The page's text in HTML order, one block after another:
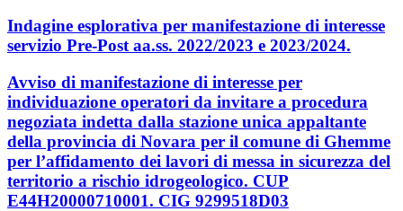
Indagine esplorativa per manifestazione di interesse
servizio Pre-Post aa.ss. 2022/2023 e 2023/2024.
Avviso di manifestazione di interesse per
individuazione operatori da invitare a procedura
negoziata indetta dalla stazione unica appaltante
della provincia di Novara per il comune di Ghemme
per l’affidamento dei lavori di messa in sicurezza del
territorio a rischio idrogeologico. CUP
E44H20000710001. CIG 9299518D03